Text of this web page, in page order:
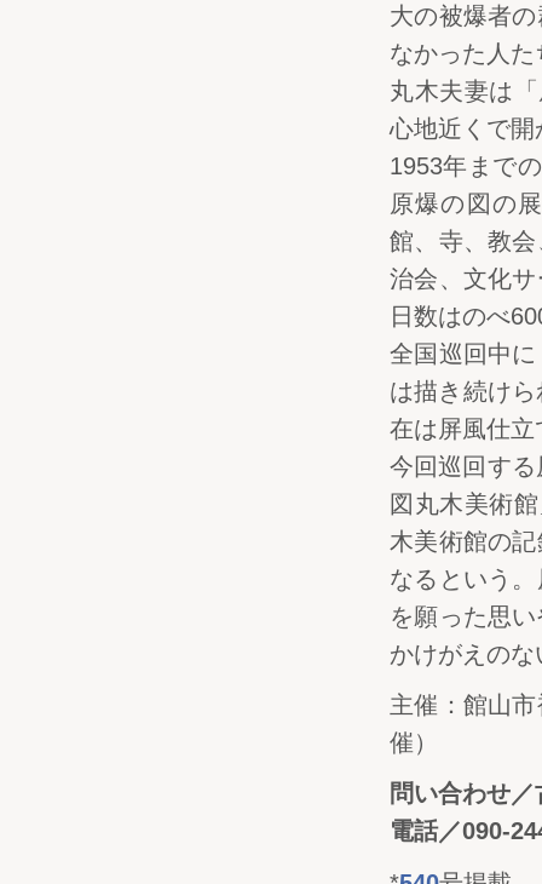
大の被爆者
なかった人
丸木夫妻は
心地近くで
1953年まで
原爆の図の
館、寺、教
治会、文化
日数はのべ
全国巡回中
は描き続け
在は屏風仕
今回巡回す
図丸木美術
木美術館の
なるという
を願った思
かけがえの
主催：館山
催）
問い合わせ／
電話／090-